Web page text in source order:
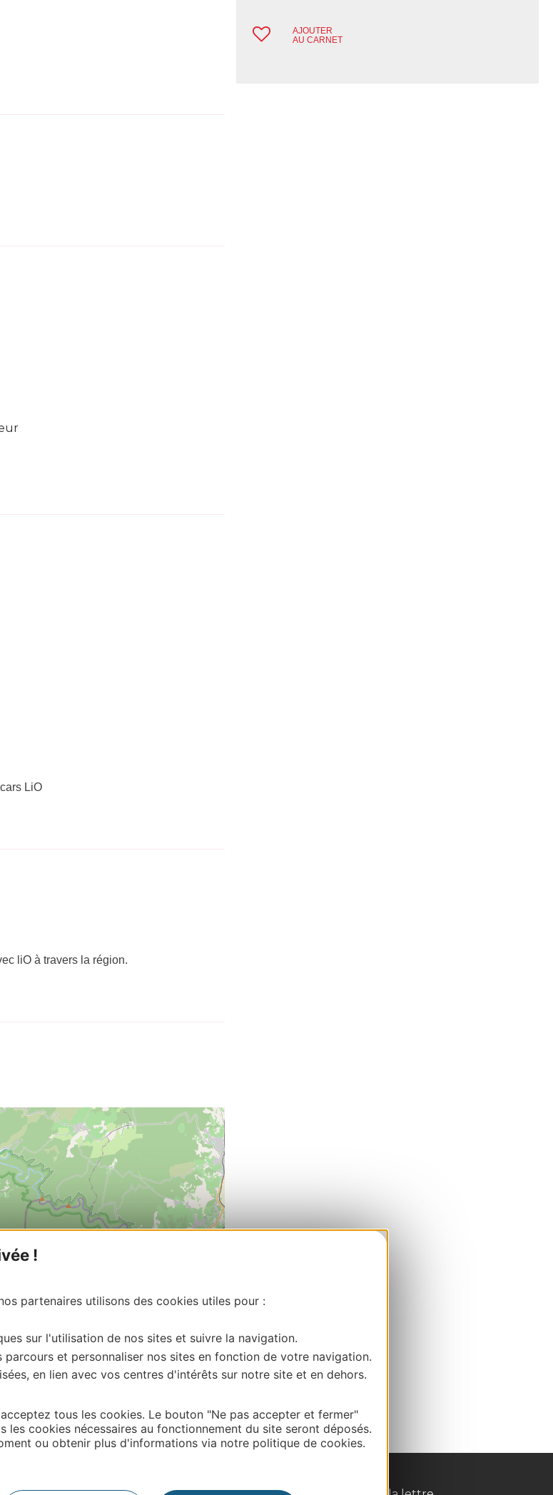
!
partenaires utilisons des cookies utiles pour :
sur l'utilisation de nos sites et suivre la navigation.
parcours et personnaliser nos sites en fonction de votre navigation.
en lien avec vos centres d'intérêts sur notre site et en dehors.
tous les cookies. Le bouton "Ne pas accepter et fermer"
cookies nécessaires au fonctionnement du site seront déposés.
ou obtenir plus d'informations via notre politique de cookies.
LiO
liO à travers la région.
activité?
AJOUTER
AU CARNET